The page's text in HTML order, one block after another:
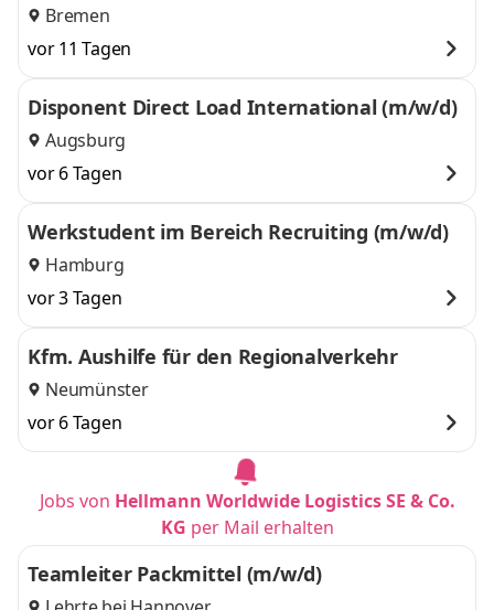
Bremen
vor 11 Tagen
Disponent Direct Load International (m/w/d)
Augsburg
vor 6 Tagen
Werkstudent im Bereich Recruiting (m/w/d)
Hamburg
vor 3 Tagen
Kfm. Aushilfe für den Regionalverkehr
Neumünster
vor 6 Tagen
Jobs von Hellmann Worldwide Logistics SE & Co.
KG per Mail erhalten
Teamleiter Packmittel (m/w/d)